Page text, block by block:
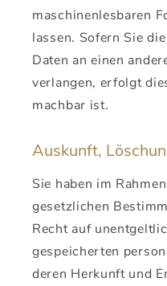
maschinenlesbaren
lassen. Sofern Sie
Daten an einen
verlangen, erfolgt
machbar ist.
Auskunft,
Sie haben im
gesetzlichen
Recht auf
gespeicherten
deren Herkunft und